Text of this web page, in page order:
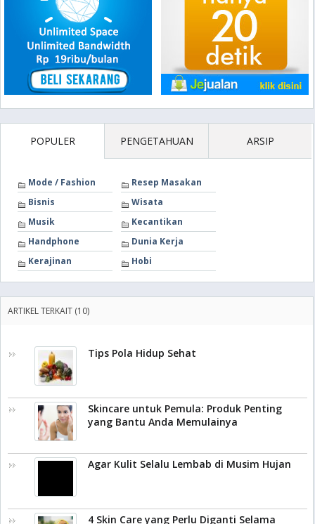
POPULER PENGETAHUAN ARSIP
Mode / Fashion
Resep Masakan
Bisnis
Wisata
Musik
Kecantikan
Handphone
Dunia Kerja
Kerajinan
Hobi
ARTIKEL TERKAIT (10)
Tips Pola Hidup Sehat
Skincare untuk Pemula: Produk Penting
yang Bantu Anda Memulainya
Agar Kulit Selalu Lembab di Musim Hujan
4 Skin Care yang Perlu Diganti Selama